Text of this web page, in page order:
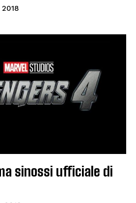
2018
sinossi ufficiale di